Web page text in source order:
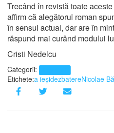
Trecând în revistă toate
affirm că alegătorul roman
în sensul actual, dar are în
răspund mai curând modului
Cristi Nedelcu
Categorii:
Etichete:a ieșidezbatereNicolae